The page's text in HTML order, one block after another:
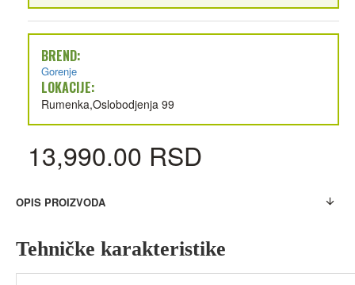
BREND:
Gorenje
LOKACIJE:
Rumenka,Oslobodjenja 99
13,990.00 RSD
OPIS PROIZVODA
Tehničke karakteristike